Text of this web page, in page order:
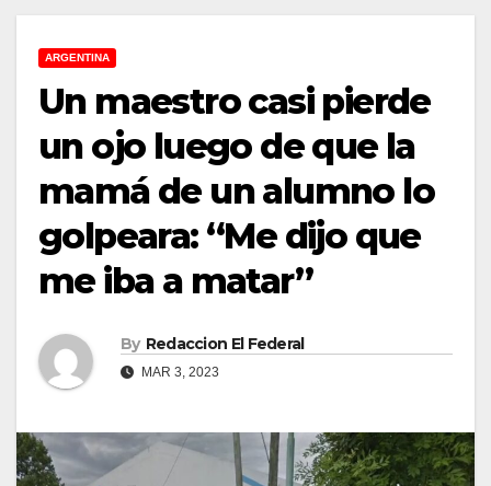
ARGENTINA
Un maestro casi pierde
un ojo luego de que la
mamá de un alumno lo
golpeara: “Me dijo que
me iba a matar”
By Redaccion El Federal
MAR 3, 2023